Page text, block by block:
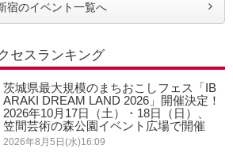
宿のイベント一覧へ
セスランキング
茨城県最大規模のまちおこしフェス「IB
ARAKI DREAM LAND 2026」開催決定！
2026年10月17日（土）・18日（日）、
笠間芸術の森公園イベント広場で開催
2026年8月5日(水)16:09